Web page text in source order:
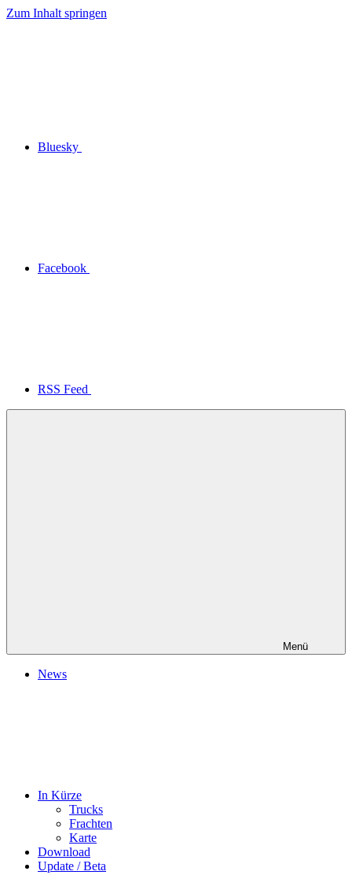
Zum Inhalt springen
Bluesky
Facebook
RSS Feed
Menü
News
In Kürze
Trucks
Frachten
Karte
Download
Update / Beta